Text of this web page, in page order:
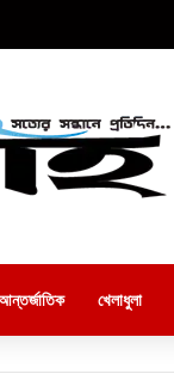
খেলাধুলা